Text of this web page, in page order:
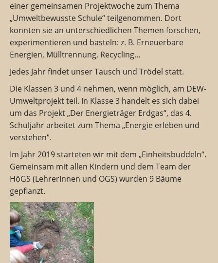
einer gemeinsamen Projektwoche zum Thema
„Umweltbewusste Schule“ teilgenommen. Dort
konnten sie an unterschiedlichen Themen forschen,
experimentieren und basteln: z. B. Erneuerbare
Energien, Mülltrennung, Recycling…
Jedes Jahr findet unser Tausch und Trödel statt.
Die Klassen 3 und 4 nehmen, wenn möglich, am DEW-
Umweltprojekt teil. In Klasse 3 handelt es sich dabei
um das Projekt „Der Energieträger Erdgas“, das 4.
Schuljahr arbeitet zum Thema „Energie erleben und
verstehen“.
Im Jahr 2019 starteten wir mit dem „Einheitsbuddeln“.
Gemeinsam mit allen Kindern und dem Team der
HöGS (LehrerInnen und OGS) wurden 9 Bäume
gepflanzt.